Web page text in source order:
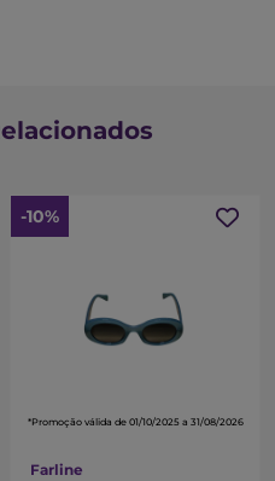
-10%
*Promoção válida de 01/10/2025 a 31/08/2026
Farline